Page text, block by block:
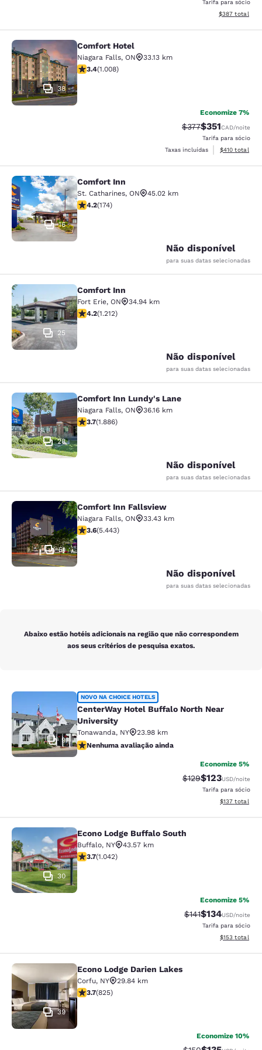
Tarifa para sócio
Exibir
$387 total
Comfort Hotel
38
Comfort Hotel
Niagara Falls, ON
33.13 km
classificação 3.4 estrelas. Bom. 1008 avaliações
3.4(1.008)
Economize 7%
Tarifa anterior
$377Tarifa com
$351CAD/noite
Tarifa para sócio
Taxas incluídas
Exibir
$410 total
Comfort Inn
16
Comfort Inn
St. Catharines, ON
45.02 km
classificação 4.22 estrelas. Excelente. 174 avaliações
4.2(174)
Não disponível
para suas datas selecionadas
Comfort Inn
25
Comfort Inn
Fort Erie, ON
34.94 km
classificação 4.16 estrelas. Muito bom. 1212 avaliações
4.2(1.212)
Não disponível
para suas datas selecionadas
Comfort Inn Lundy's Lane
28
Comfort Inn Lundy's Lane
Niagara Falls, ON
36.16 km
classificação 3.66 estrelas. Bom. 1886 avaliações
3.7(1.886)
Não disponível
para suas datas selecionadas
Comfort Inn Fallsview
51
Comfort Inn Fallsview
Niagara Falls, ON
33.43 km
classificação 3.63 estrelas. Bom. 5443 avaliações
3.6(5.443)
Não disponível
para suas datas selecionadas
Abaixo estão hotéis adicionais na região que não correspondem
aos seus critérios de pesquisa exatos.
CenterWay Hotel Buffalo North
9
NOVO NA CHOICE HOTELS
CenterWay Hotel Buffalo North Near
University
Tonawanda, NY
23.98 km
Nenhuma avaliação ainda
Nenhuma avaliação ainda
Economize 5%
Tarifa anterior
$129Tarifa com
$123USD/noite
Tarifa para sócio
Exibir
$137 total
Econo Lodge Buffalo South
30
Econo Lodge Buffalo South
Buffalo, NY
43.57 km
classificação 3.66 estrelas. Bom. 1042 avaliações
3.7(1.042)
Economize 5%
Tarifa anterior
$141Tarifa com
$134USD/noite
Tarifa para sócio
Exibir
$153 total
Econo Lodge Darien Lakes
39
Econo Lodge Darien Lakes
Corfu, NY
29.84 km
classificação 3.68 estrelas. Bom. 825 avaliações
3.7(825)
Economize 10%